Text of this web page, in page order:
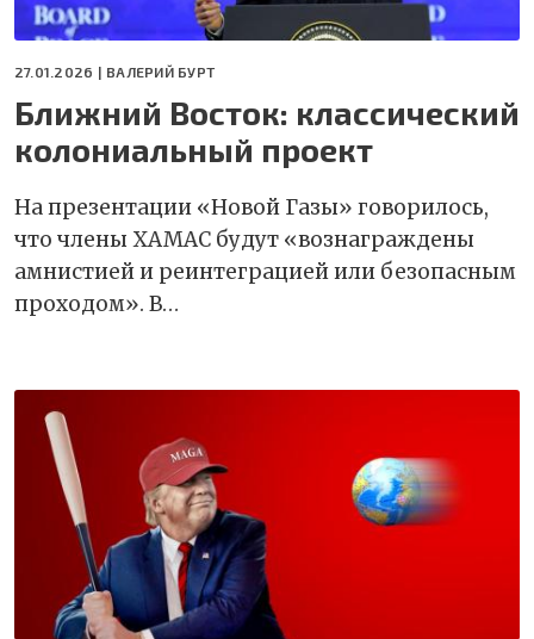
27.01.2026 | ВАЛЕРИЙ БУРТ
Ближний Восток: классический
колониальный проект
На презентации «Новой Газы» говорилось,
что члены ХАМАС будут «вознаграждены
амнистией и реинтеграцией или безопасным
проходом». В…